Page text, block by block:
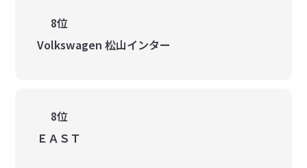
8位
Volkswagen 松山インター
8位
ＥＡＳＴ